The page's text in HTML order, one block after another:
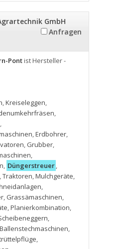
GmbH
Anfragen
Pontist Hersteller -
,Kreiseleggen,
,
,
,Erdbohrer,
, Grubber,
,
, Düngerstreuer,
,Traktoren,Mulchgeräte,
,
, Grassämaschinen,
,Planierkombination,
,
Ballenstechmaschinen,
,